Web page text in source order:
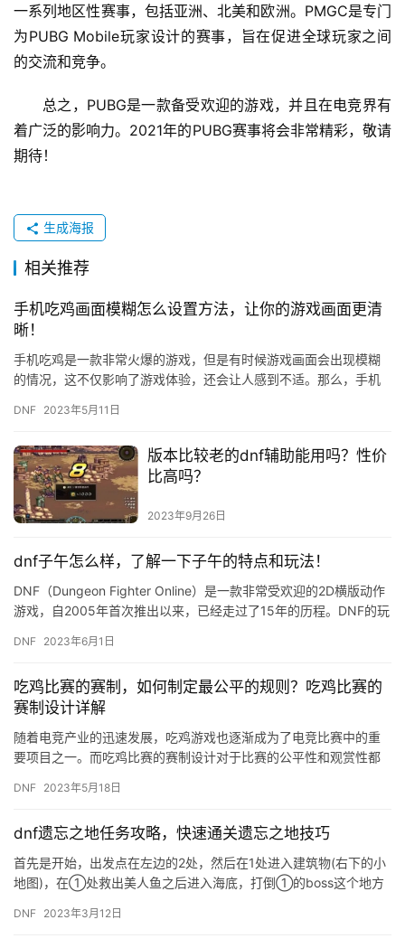
一系列地区性赛事，包括亚洲、北美和欧洲。PMGC是专门
为PUBG Mobile玩家设计的赛事，旨在促进全球玩家之间
的交流和竞争。
总之，PUBG是一款备受欢迎的游戏，并且在电竞界有
着广泛的影响力。2021年的PUBG赛事将会非常精彩，敬请
期待！
生成海报
相关推荐
手机吃鸡画面模糊怎么设置方法，让你的游戏画面更清
晰！
手机吃鸡是一款非常火爆的游戏，但是有时候游戏画面会出现模糊
的情况，这不仅影响了游戏体验，还会让人感到不适。那么，手机
的游戏…
DNF 2023年5月11日
版本比较老的dnf辅助能用吗？性价
比高吗？
2023年9月26日
dnf子午怎么样，了解一下子午的特点和玩法！
DNF（Dungeon Fighter Online）是一款非常受欢迎的2D横版动作
游戏，自2005年首次推出以来，已经走过了15年的历程。DNF的玩
DNF 2023年6月1日
吃鸡比赛的赛制，如何制定最公平的规则？吃鸡比赛的
赛制设计详解
随着电竞产业的迅速发展，吃鸡游戏也逐渐成为了电竞比赛中的重
要项目之一。而吃鸡比赛的赛制设计对于比赛的公平性和观赏性都
详细介…
DNF 2023年5月18日
dnf遗忘之地任务攻略，快速通关遗忘之地技巧
首先是开始，出发点在左边的2处，然后在1处进入建筑物(右下的小
地图)，在①处救出美人鱼之后进入海底，打倒①的boss这个地方
DNF 2023年3月12日